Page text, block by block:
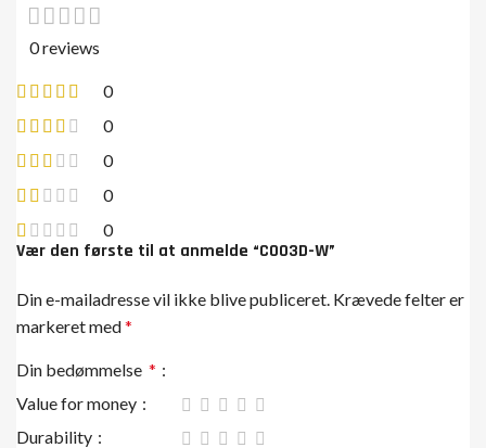
0 reviews
0
0
0
0
0
Vær den første til at anmelde “CO03D-W”
Din e-mailadresse vil ikke blive publiceret. Krævede felter er
markeret med*
Din bedømmelse *
Value for money
Durability